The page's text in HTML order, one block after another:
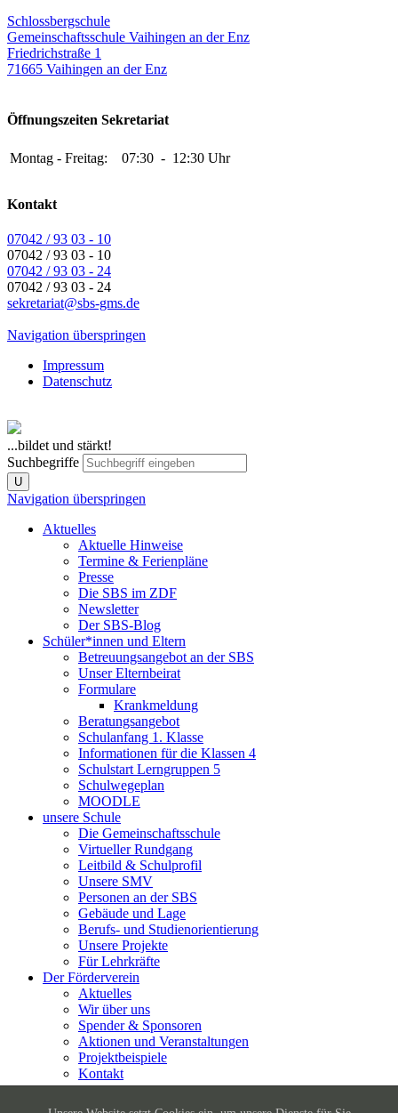
Schlossbergschule
Gemeinschaftsschule Vaihingen an der Enz
Friedrichstraße 1
71665 Vaihingen an der Enz
Öffnungszeiten Sekretariat
Montag - Freitag: 07:30 - 12:30 Uhr
Kontakt
07042 / 93 03 - 10
07042 / 93 03 - 10
07042 / 93 03 - 24
07042 / 93 03 - 24
sekretariat@sbs-gms.de
Navigation überspringen
Impressum
Datenschutz
...bildet und stärkt!
Suchbegriffe
U
Navigation überspringen
Aktuelles
Aktuelle Hinweise
Termine & Ferienpläne
Presse
Die SBS im ZDF
Newsletter
Der SBS-Blog
Schüler*innen und Eltern
Betreuungsangebot an der SBS
Unser Elternbeirat
Formulare
Krankmeldung
Beratungsangebot
Schulanfang 1. Klasse
Informationen für die Klassen 4
Schulstart Lerngruppen 5
Schulwegeplan
MOODLE
unsere Schule
Die Gemeinschaftsschule
Virtueller Rundgang
Leitbild & Schulprofil
Unsere SMV
Personen an der SBS
Gebäude und Lage
Berufs- und Studienorientierung
Unsere Projekte
Für Lehrkräfte
Der Förderverein
Aktuelles
Wir über uns
Spender & Sponsoren
Aktionen und Veranstaltungen
Projektbeispiele
Kontakt